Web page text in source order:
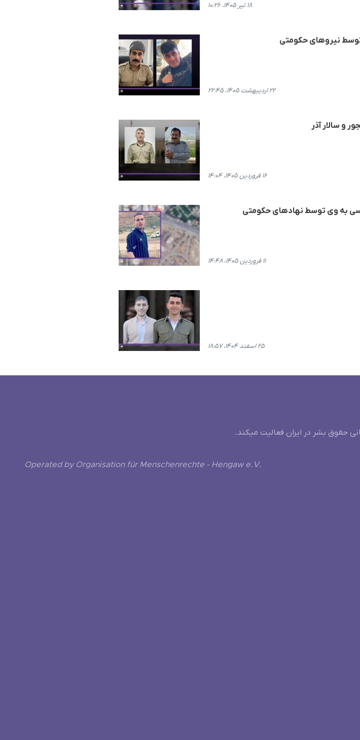
۱۸ تیر ۱۴۰۵، ۱۰:۲۶
۲۲ اردیبهشت ۱۴۰۵، ۲۲:۴۵
و سالار آذر
۱۶ فروردین ۱۴۰۵، ۱۴:۰۴
به وی توسط نهادهای حکومتی
۱۱ فروردین ۱۴۰۵، ۱۴:۴۸
۲۵ اسفند ۱۴۰۴، ۱۸:۵۷
حقوق بشر در ایران فعالیت میکند.
Operated by Organisation für Menschenrechte - Hengaw e.V.